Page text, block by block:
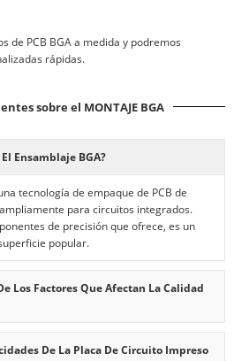
de PCB BGA a medida y podremos
rápidas.
sobre el MONTAJE BGA
Ensamblaje BGA?
tecnología de empaque de PCB de
para circuitos integrados.
de precisión que ofrece, es un
popular.
Los Factores Que Afectan La Calidad
De La Placa De Circuito Impreso